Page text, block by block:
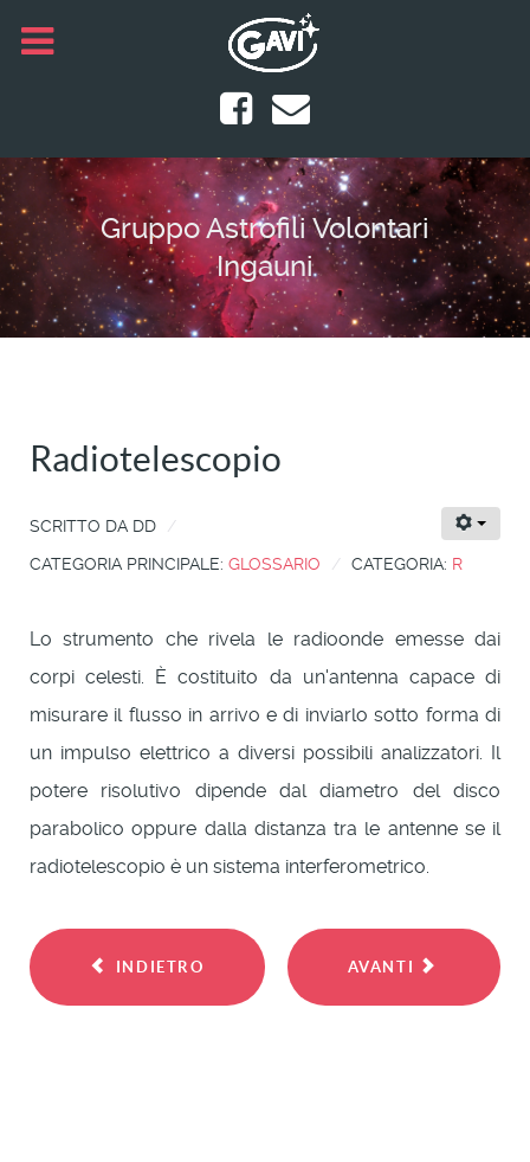
Gruppo Astrofili Volontari
Ingauni
Radiotelescopio
SCRITTO DA DD
CATEGORIA PRINCIPALE: GLOSSARIO CATEGORIA: R
Lo strumento che rivela le radioonde emesse dai
corpi celesti. È costituito da un'antenna capace di
misurare il flusso in arrivo e di inviarlo sotto forma di
un impulso elettrico a diversi possibili analizzatori. Il
potere risolutivo dipende dal diametro del disco
parabolico oppure dalla distanza tra le antenne se il
radiotelescopio è un sistema interferometrico.
INDIETRO AVANTI